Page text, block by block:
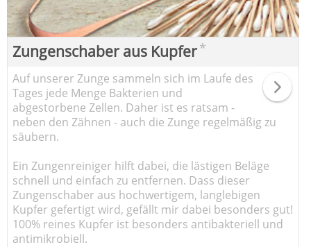
Zungenschaber aus Kupfer*
Auf unserer Zunge sammeln sich im Laufe des
Tages jede Menge Bakterien und
abgestorbene Zellen. Daher ist es ratsam -
neben den Zähnen - auch die Zunge regelmäßig zu
säubern.
Ein Zungenreiniger hilft dabei, die lästigen Beläge
schnell und einfach zu entfernen. Dass dieser
Zungenschaber aus hochwertigem, langlebigen
Kupfer gefertigt wird, gefällt mir dabei besonders gut!
100% reines Kupfer ist besonders antibakteriell und
antimikrobiell.